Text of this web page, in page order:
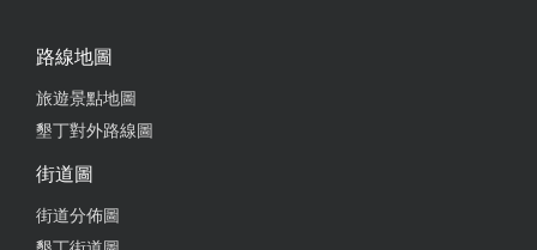
路線地圖
旅遊景點地圖
墾丁對外路線圖
街道圖
街道分佈圖